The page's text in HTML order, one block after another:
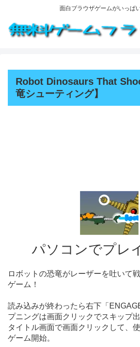
面白ブラウザゲームがいっぱ
Robot Dinosaurs That
竜シューティング】
パソコンでプレ
ロボットの恐竜がレーザーを吐いて
ゲーム！
読み込みが終わったら右下「
プニングは画面クリックでスキップ出
タイトル画面で画面クリックして、
ゲーム開始。